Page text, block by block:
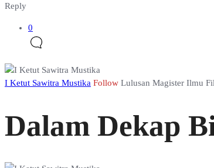
Reply
0
I Ketut Sawitra Mustika Follow Lulusan Magister Ilmu
Dalam Dekap